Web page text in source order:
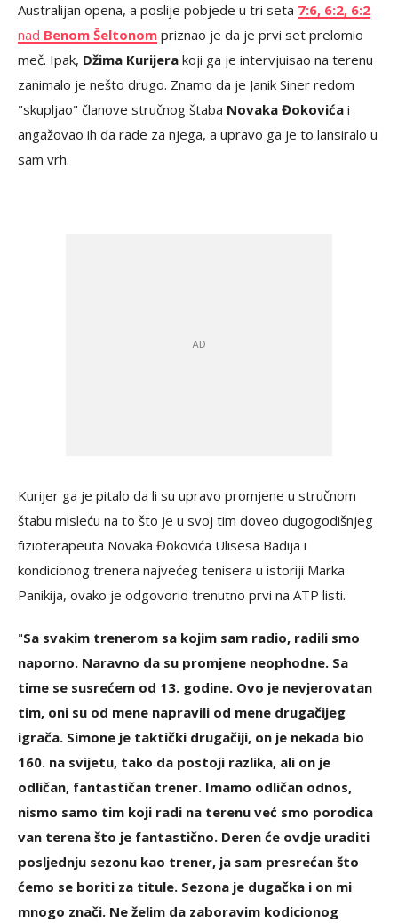
Australijan opena, a poslije pobjede u tri seta 7:6, 6:2, 6:2
nad Benom Šeltonom priznao je da je prvi set prelomio
meč. Ipak, Džima Kurijera koji ga je intervjuisao na terenu
zanimalo je nešto drugo. Znamo da je Janik Siner redom
"skupljao" članove stručnog štaba Novaka Đokovića i
angažovao ih da rade za njega, a upravo ga je to lansiralo u
sam vrh.
Kurijer ga je pitalo da li su upravo promjene u stručnom
štabu misleću na to što je u svoj tim doveo dugogodišnjeg
fizioterapeuta Novaka Đokovića Ulisesa Badija i
kondicionog trenera najvećeg tenisera u istoriji Marka
Panikija, ovako je odgovorio trenutno prvi na ATP listi.
"Sa svakim trenerom sa kojim sam radio, radili smo
naporno. Naravno da su promjene neophodne. Sa
time se susrećem od 13. godine. Ovo je nevjerovatan
tim, oni su od mene napravili od mene drugačijeg
igrača. Simone je taktički drugačiji, on je nekada bio
160. na svijetu, tako da postoji razlika, ali on je
odličan, fantastičan trener. Imamo odličan odnos,
nismo samo tim koji radi na terenu već smo porodica
van terena što je fantastično. Deren će ovdje uraditi
posljednju sezonu kao trener, ja sam presrećan što
ćemo se boriti za titule. Sezona je dugačka i on mi
mnogo znači. Ne želim da zaboravim kodicionog